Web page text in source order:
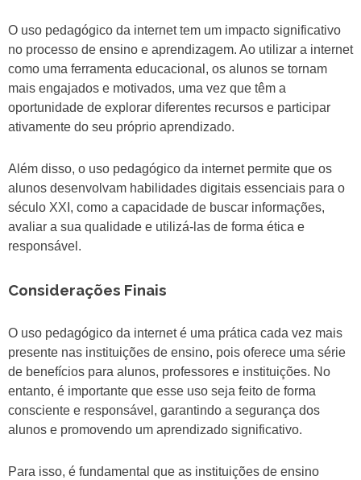
O uso pedagógico da internet tem um impacto significativo
no processo de ensino e aprendizagem. Ao utilizar a internet
como uma ferramenta educacional, os alunos se tornam
mais engajados e motivados, uma vez que têm a
oportunidade de explorar diferentes recursos e participar
ativamente do seu próprio aprendizado.
Além disso, o uso pedagógico da internet permite que os
alunos desenvolvam habilidades digitais essenciais para o
século XXI, como a capacidade de buscar informações,
avaliar a sua qualidade e utilizá-las de forma ética e
responsável.
Considerações Finais
O uso pedagógico da internet é uma prática cada vez mais
presente nas instituições de ensino, pois oferece uma série
de benefícios para alunos, professores e instituições. No
entanto, é importante que esse uso seja feito de forma
consciente e responsável, garantindo a segurança dos
alunos e promovendo um aprendizado significativo.
Para isso, é fundamental que as instituições de ensino